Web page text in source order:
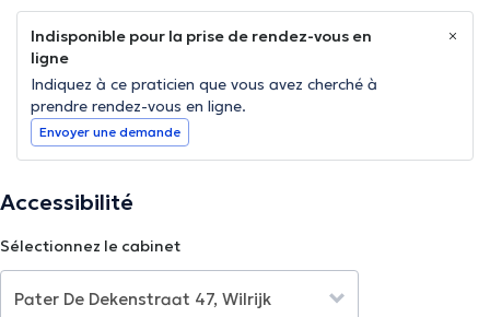
Indisponible pour la prise de rendez-vous en
ligne
Indiquez à ce praticien que vous avez cherché à
prendre rendez-vous en ligne.
Envoyer une demande
Accessibilité
Sélectionnez le cabinet